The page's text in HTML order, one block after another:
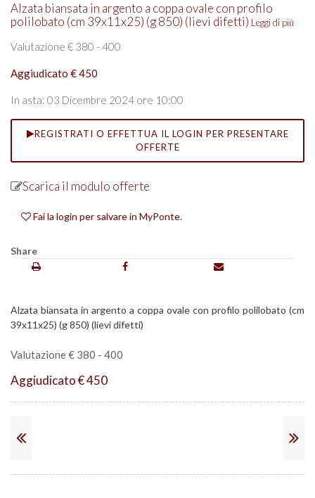
Alzata biansata in argento a coppa ovale con profilo
polilobato (cm 39x11x25) (g 850) (lievi difetti) Leggi di più
Valutazione € 380 - 400
Aggiudicato € 450
In asta: 03 Dicembre 2024 ore 10:00
REGISTRATI O EFFETTUA IL LOGIN PER PRESENTARE
OFFERTE
Scarica il modulo offerte
Fai la login per salvare in MyPonte.
Share
Alzata biansata in argento a coppa ovale con profilo polilobato (cm
39x11x25) (g 850) (lievi difetti)
Valutazione € 380 - 400
Aggiudicato € 450